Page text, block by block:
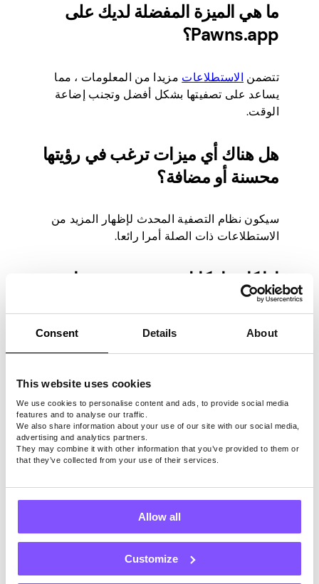
Consent Details About
This website uses cookies
We use cookies to personalise content and ads, to provide social media
features and to analyse our traffic.
We also share information about your use of our site with our social media,
advertising and analytics partners.
They may combine it with other information that you’ve provided to them or
that they’ve collected from your use of their services.
Allow all
Customize
ما هي الميزة المفضلة لديك على
Pawns.app؟
تتضمن الاستطلاعات مزيدا من المعلومات ، مما
يساعد على تصفيتها بشكل أفضل وتجنب إضاعة
الوقت.
هل هناك أي ميزات ترغب في رؤيتها
محسنة أو مضافة؟
سيكون نظام التصفية المحدث لإظهار المزيد من
الاستطلاعات ذات الصلة أمرا رائعا.
إذا كان بإمكانك تقديم نصيحة واحدة
للمستخدمين الجدد ، فماذا ستكون؟
إذا كان بإمكانك وصف Pawns.app
بثلاث كلمات ، فماذا ستكون؟